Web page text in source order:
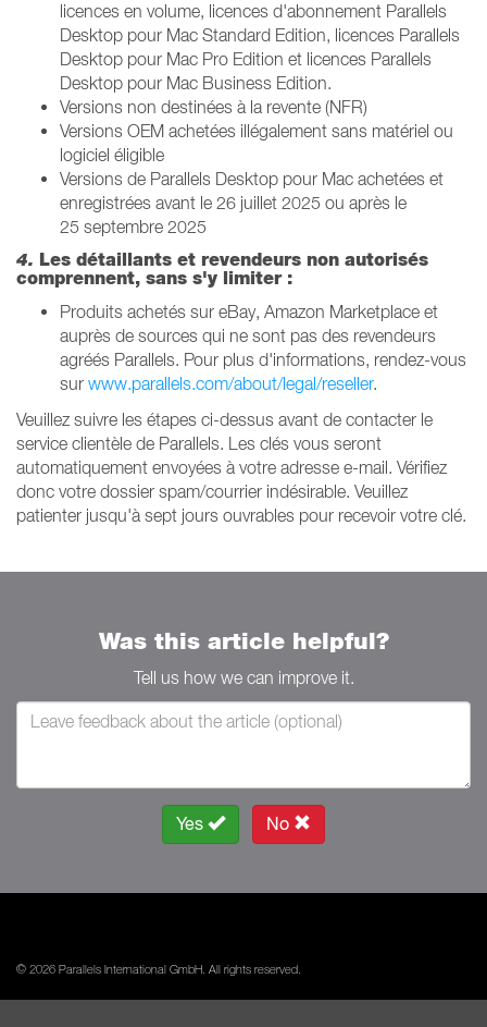
licences en volume, licences d'abonnement Parallels
Desktop pour Mac Standard Edition, licences Parallels
Desktop pour Mac Pro Edition et licences Parallels
Desktop pour Mac Business Edition.
Versions non destinées à la revente (NFR)
Versions OEM achetées illégalement sans matériel ou
logiciel éligible
Versions de Parallels Desktop pour Mac achetées et
enregistrées avant le 26 juillet 2025 ou après le
25 septembre 2025
4. Les détaillants et revendeurs non autorisés
comprennent, sans s'y limiter :
Produits achetés sur eBay, Amazon Marketplace et
auprès de sources qui ne sont pas des revendeurs
agréés Parallels. Pour plus d'informations, rendez-vous
sur www.parallels.com/about/legal/reseller.
Veuillez suivre les étapes ci-dessus avant de contacter le
service clientèle de Parallels. Les clés vous seront
automatiquement envoyées à votre adresse e-mail. Vérifiez
donc votre dossier spam/courrier indésirable. Veuillez
patienter jusqu'à sept jours ouvrables pour recevoir votre clé.
Was this article helpful?
Tell us how we can improve it.
Yes No
© 2026 Parallels International GmbH. All rights reserved.